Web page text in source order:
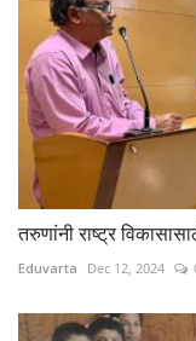
तरुणांनी राष्ट्र
Eduvarta Dec 12, 2024